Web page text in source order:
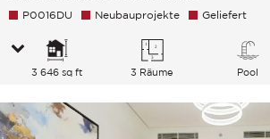
P0016DU Neubauprojekte Geliefert
3 646 sq ft 3 Räume Pool